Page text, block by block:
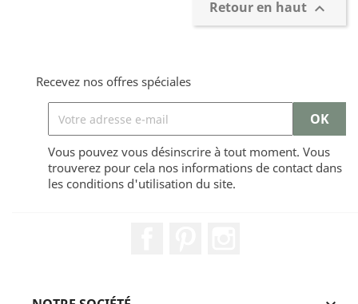
Retour en haut 
Recevez nos offres spéciales
Vous pouvez vous désinscrire à tout moment. Vous
trouverez pour cela nos informations de contact dans
les conditions d'utilisation du site.